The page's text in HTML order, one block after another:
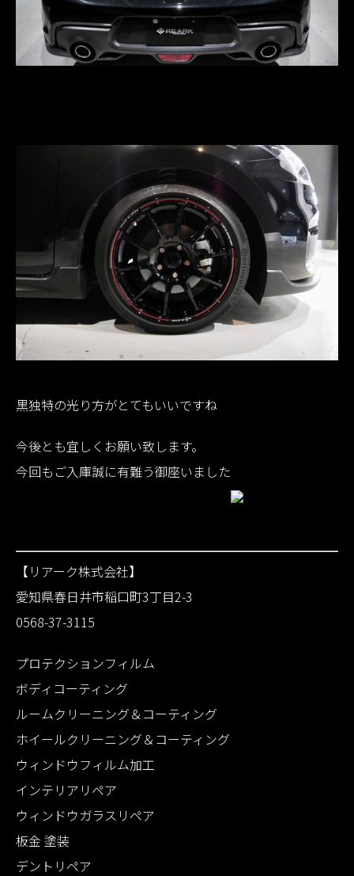
黒独特の光り方がとてもいいですね
今後とも宜しくお願い致します。
今回もご入庫誠に有難う御座いました
【リアーク株式会社】
愛知県春日井市稲口町3丁目2-3
0568-37-3115
プロテクションフィルム
ボディコーティング
ルームクリーニング＆コーティング
ホイールクリーニング＆コーティング
ウィンドウフィルム加工
インテリアリペア
ウィンドウガラスリペア
板金 塗装
デントリペア